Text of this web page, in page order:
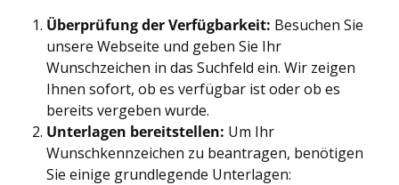
Überprüfung der Verfügbarkeit: Besuchen Sie
unsere Webseite und geben Sie Ihr
Wunschzeichen in das Suchfeld ein. Wir zeigen
Ihnen sofort, ob es verfügbar ist oder ob es
bereits vergeben wurde.
Unterlagen bereitstellen: Um Ihr
Wunschkennzeichen zu beantragen, benötigen
Sie einige grundlegende Unterlagen: